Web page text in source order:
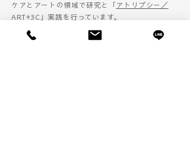
​ケアとアートの領域で研究と「アトリプシー／
ART+3C 」実践を行っています。